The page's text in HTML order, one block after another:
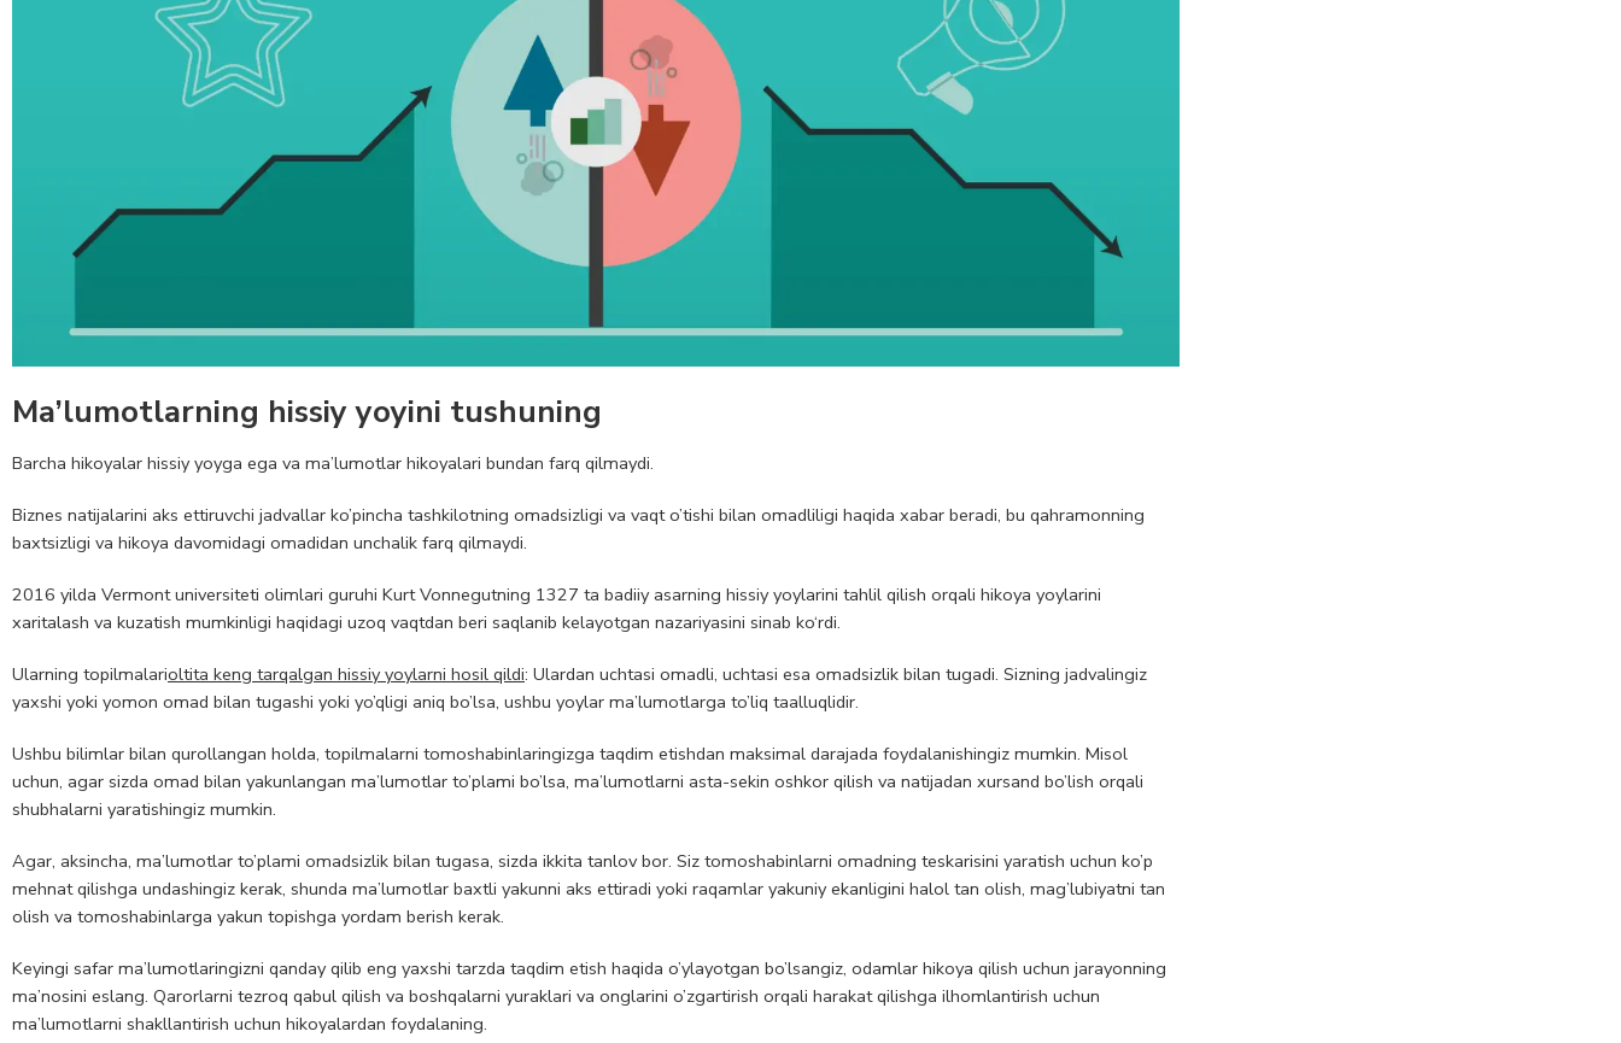
Ma’lumotlarning hissiy yoyini tushuning
Barcha hikoyalar hissiy yoyga ega va ma’lumotlar hikoyalari bundan farq qilmaydi.
Biznes natijalarini aks ettiruvchi jadvallar ko’pincha tashkilotning omadsizligi va vaqt o’tishi bilan omadliligi haqida xabar beradi, bu qahramonning
baxtsizligi va hikoya davomidagi omadidan unchalik farq qilmaydi.
2016 yilda Vermont universiteti olimlari guruhi Kurt Vonnegutning 1327 ta badiiy asarning hissiy yoylarini tahlil qilish orqali hikoya yoylarini
xaritalash va kuzatish mumkinligi haqidagi uzoq vaqtdan beri saqlanib kelayotgan nazariyasini sinab ko‘rdi.
Ularning topilmalarioltita keng tarqalgan hissiy yoylarni hosil qildi: Ulardan uchtasi omadli, uchtasi esa omadsizlik bilan tugadi. Sizning jadvalingiz
yaxshi yoki yomon omad bilan tugashi yoki yo’qligi aniq bo’lsa, ushbu yoylar ma’lumotlarga to’liq taalluqlidir.
Ushbu bilimlar bilan qurollangan holda, topilmalarni tomoshabinlaringizga taqdim etishdan maksimal darajada foydalanishingiz mumkin. Misol
uchun, agar sizda omad bilan yakunlangan ma’lumotlar to’plami bo’lsa, ma’lumotlarni asta-sekin oshkor qilish va natijadan xursand bo’lish orqali
shubhalarni yaratishingiz mumkin.
Agar, aksincha, ma’lumotlar to’plami omadsizlik bilan tugasa, sizda ikkita tanlov bor. Siz tomoshabinlarni omadning teskarisini yaratish uchun ko’p
mehnat qilishga undashingiz kerak, shunda ma’lumotlar baxtli yakunni aks ettiradi yoki raqamlar yakuniy ekanligini halol tan olish, mag’lubiyatni tan
olish va tomoshabinlarga yakun topishga yordam berish kerak.
Keyingi safar ma’lumotlaringizni qanday qilib eng yaxshi tarzda taqdim etish haqida o’ylayotgan bo’lsangiz, odamlar hikoya qilish uchun jarayonning
ma’nosini eslang. Qarorlarni tezroq qabul qilish va boshqalarni yuraklari va onglarini o’zgartirish orqali harakat qilishga ilhomlantirish uchun
ma’lumotlarni shakllantirish uchun hikoyalardan foydalaning.